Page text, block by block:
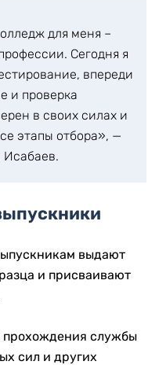
для меня –
Сегодня я
впереди
и проверка
в своих силах и
этапы отбора», —
Исабаев.
выдают
и присваивают
прохождения службы
сил и других